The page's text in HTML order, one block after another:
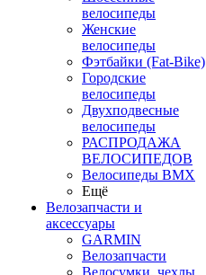
велосипеды
Женские
велосипеды
Фэтбайки (Fat-Bike)
Городские
велосипеды
Двухподвесные
велосипеды
РАСПРОДАЖА
ВЕЛОСИПЕДОВ
Велосипеды BMX
Ещё
Велозапчасти и
аксессуары
GARMIN
Велозапчасти
Велосумки, чехлы